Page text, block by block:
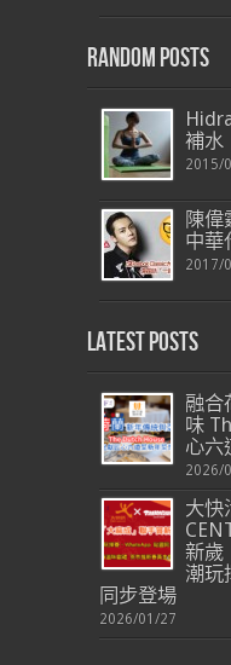
Random Posts
補水
2015/
陳偉
中華
2017/
Latest Posts
融合
味
心六
2026/
大快
新歲
潮玩
同步登場
2026/01/27